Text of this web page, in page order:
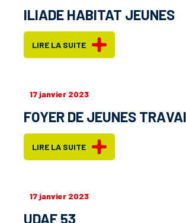
ILIADE HABITAT JEUNES
LIRE LA SUITE
17 janvier 2023
FOYER DE JEUNES
LIRE LA SUITE
17 janvier 2023
UDAF 53